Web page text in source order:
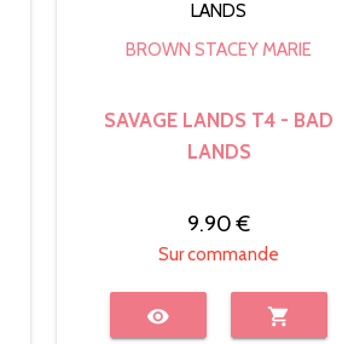
BROWN STACEY MARIE
SAVAGE LANDS T4 - BAD
LANDS
9.90 €
Sur commande
visibility shopping_cart